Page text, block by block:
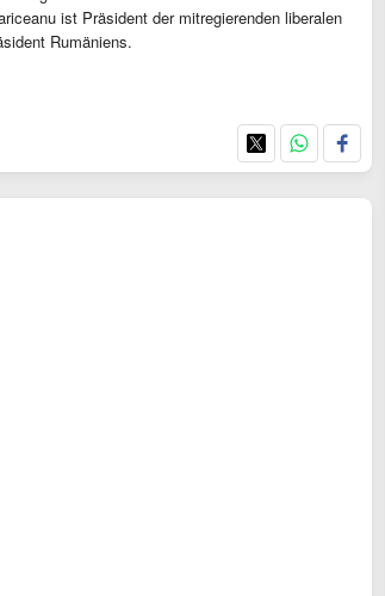
ist Präsident der mitregierenden liberalen
Rumäniens.